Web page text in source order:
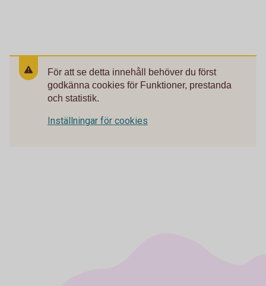
För att se detta innehåll behöver du först
godkänna cookies för Funktioner, prestanda
och statistik.
Inställningar för cookies